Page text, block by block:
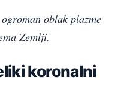
oblak plazme
Zemlji.
koronalni